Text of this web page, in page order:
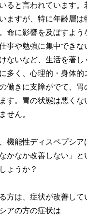
ると言われています。
ますが、特に年齢層は
命に影響を及ぼすよう
事や勉強に集中できな
ないなど、生活を著し
多く、心理的・身体的
働きに支障がでて、胃
す。胃の状態は悪くな
せん。
機能性ディスペプシア
かなか改善しない」と
ょうか？
方は、症状が改善して
アの方の症状は